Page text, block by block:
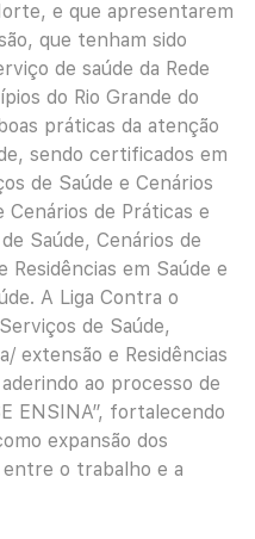
e que apresentarem
que tenham sido
de saúde da Rede
do Rio Grande do
práticas da atenção
sendo certificados em
de Saúde e Cenários
Cenários de Práticas e
Saúde, Cenários de
Residências em Saúde e
A Liga Contra o
de Saúde,
extensão e Residências
ao processo de
ENSINA”, fortalecendo
expansão dos
entre o trabalho e a